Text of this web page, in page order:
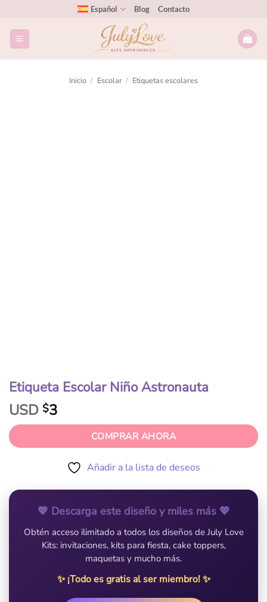
Español Blog Contacto
Inicio / Escolar / Etiquetas escolares
Etiqueta Escolar Niño Astronauta
USD $3
COMPRAR AHORA
Añadir a la lista de deseos
💖 Descarga este diseño y miles más 💖
Obtén acceso ilimitado a todos los diseños de July Love
Kits: invitaciones, kits para fiesta, cake toppers,
maquetas y mucho más.
✨ ¡Todo es gratis al ser miembro! ✨